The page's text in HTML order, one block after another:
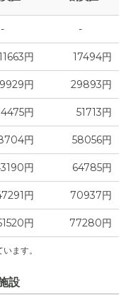
- -
円 17494円
円 29893円
円 51713円
円 58056円
円 64785円
円 70937円
円 77280円
ます。
設